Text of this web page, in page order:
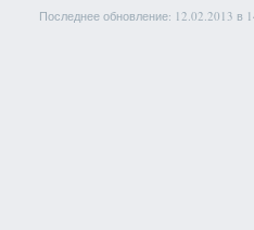
Последнее обновление: 12.02.2013 в